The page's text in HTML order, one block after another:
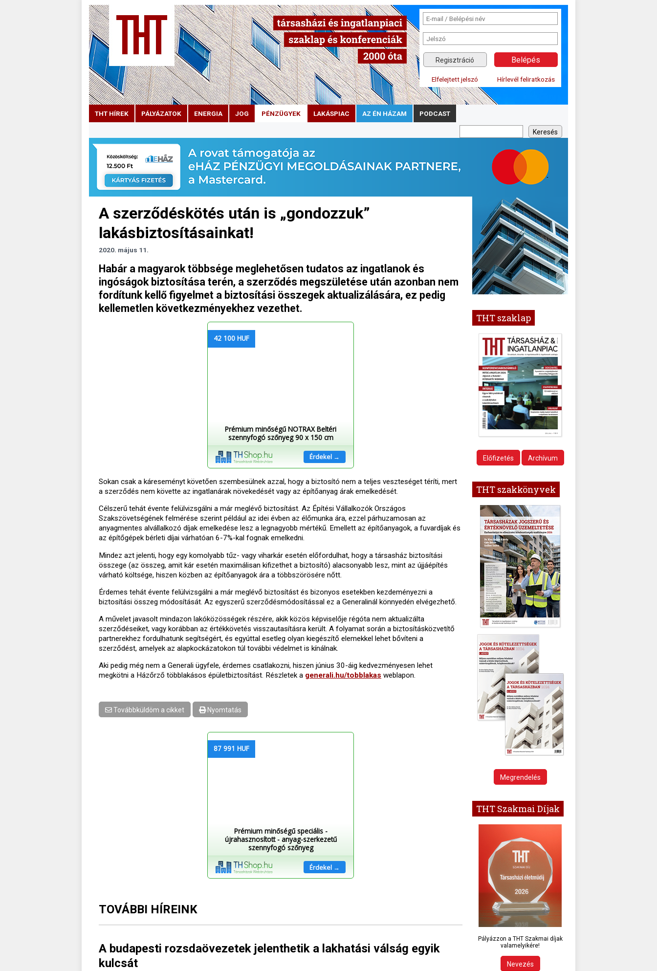
Regisztráció
Elfelejtett jelszó Hírlevél feliratkozás
THT HÍREK PÁLYÁZATOK ENERGIA JOG PÉNZÜGYEK LAKÁSPIAC AZ ÉN HÁZAM PODCAST
A szerződéskötés után is „gondozzuk”
lakásbiztosításainkat!
2020. május 11.
Habár a magyarok többsége meglehetősen tudatos az ingatlanok és
ingóságok biztosítása terén, a szerződés megszületése után azonban nem
fordítunk kellő figyelmet a biztosítási összegek aktualizálására, ez pedig
kellemetlen következményekhez vezethet.
42 100 HUF
Prémium minőségű NOTRAX Beltéri
szennyfogó szőnyeg 90 x 150 cm
Érdekel →
Sokan csak a káreseményt követően szembesülnek azzal, hogy a biztosító nem a teljes veszteséget téríti, mert
a szerződés nem követte az ingatlanárak növekedését vagy az építőanyag árak emelkedését.
Célszerű tehát évente felülvizsgálni a már meglévő biztosítást. Az Építési Vállalkozók Országos
Szakszövetségének felmérése szerint például az idei évben az élőmunka ára, ezzel párhuzamosan az
anyagmentes alvállalkozó díjak emelkedése lesz a legnagyobb mértékű. Emellett az építőanyagok, a fuvardíjak és
az építőgépek bérleti díjai várhatóan 6-7%-kal fognak emelkedni.
Mindez azt jelenti, hogy egy komolyabb tűz- vagy viharkár esetén előfordulhat, hogy a társasház biztosítási
összege (az összeg, amit kár esetén maximálisan kifizethet a biztosító) alacsonyabb lesz, mint az újjáépítés
várható költsége, hiszen közben az építőanyagok ára a többszörösére nőtt.
Érdemes tehát évente felülvizsgálni a már meglévő biztosítást és bizonyos esetekben kezdeményezni a
biztosítási összeg módosítását. Az egyszerű szerződésmódosítással ez a Generalinál könnyedén elvégezhető.
A művelet javasolt mindazon lakóközösségek részére, akik közös képviselője régóta nem aktualizálta
szerződéseiket, vagy korábban az értékkövetés visszautasításra került. A folyamat során a biztosításközvetítő
partnerekhez fordulhatunk segítségért, és egyúttal esetleg olyan kiegészítő elemekkel lehet bővíteni a
szerződést, amelyek az alapkockázatokon túl további védelmet is kínálnak.
Aki pedig még nem a Generali ügyfele, érdemes csatlakozni, hiszen június 30-áig kedvezményesen lehet
megkötni a Házőrző többlakásos épületbiztosítást. Részletek a generali.hu/tobblakas weblapon.
Továbbküldöm a cikket Nyomtatás
87 991 HUF
Prémium minőségű speciális -
újrahasznosított - anyag-szerkezetű
szennyfogó szőnyeg
Érdekel →
TOVÁBBI HÍREINK
A budapesti rozsdaövezetek jelenthetik a lakhatási válság egyik
kulcsát
THT szaklap
Előfizetés Archívum
THT szakkönyvek
Megrendelés
THT Szakmai Díjak
Pályázzon a THT Szakmai díjak
valamelyikére!
Nevezés